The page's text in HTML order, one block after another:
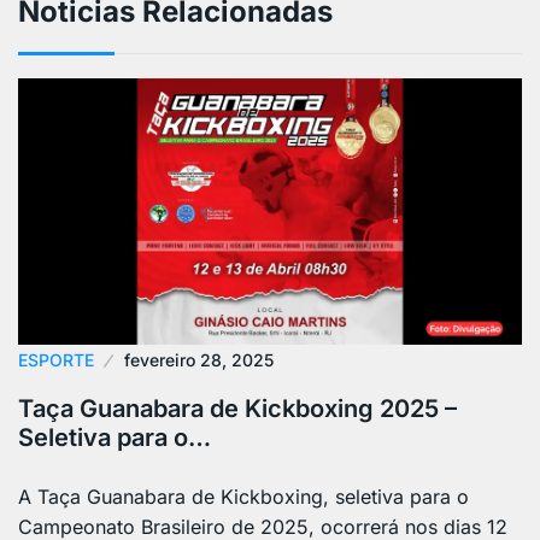
Noticias Relacionadas
ESPORTE fevereiro 28, 2025
Taça Guanabara de Kickboxing 2025 –
Seletiva para o…
A Taça Guanabara de Kickboxing, seletiva para o
Campeonato Brasileiro de 2025, ocorrerá nos dias 12